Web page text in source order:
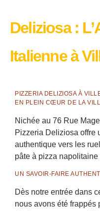
Deliziosa :
Italienne à
PIZZERIA DELIZIOSA À
EN PLEIN CŒUR DE LA
Nichée au 76 Rue
Pizzeria Deliziosa offre
authentique vers les
pâte à pizza
UN SAVOIR-FAIRE
Dès notre entrée dans
nous avons été frappés